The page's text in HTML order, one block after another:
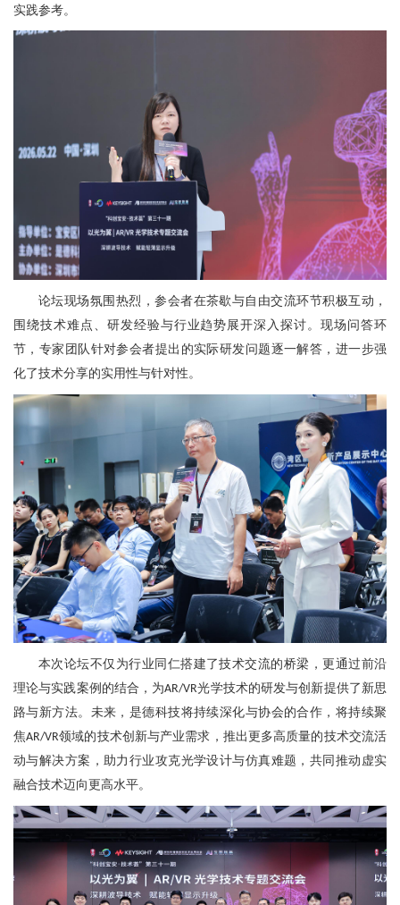
实践参考。
论坛现场氛围热烈，参会者在茶歇与自由交流环节积极互动，
围绕技术难点、研发经验与行业趋势展开深入探讨。现场问答环
节，专家团队针对参会者提出的实际研发问题逐一解答，进一步强
化了技术分享的实用性与针对性。
本次论坛不仅为行业同仁搭建了技术交流的桥梁，更通过前沿
理论与实践案例的结合，为AR/VR光学技术的研发与创新提供了新思
路与新方法。未来，是德科技将持续深化与协会的合作 ， 将持续聚
焦AR/VR领域的技术创新与产业需求，推出更多高质量的技术交流活
动与解决方案，助力行业攻克光学设计与仿真难题，共同推动虚实
融合技术迈向更高水平。